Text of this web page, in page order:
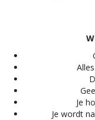
Alles
Je
Je wordt